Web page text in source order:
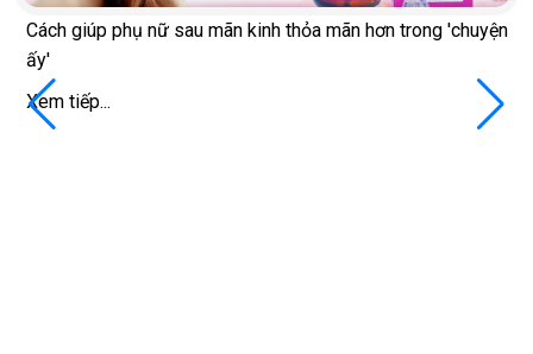
Cách giúp phụ nữ sau mãn kinh thỏa mãn hơn trong 'chuyện
ấy'
Xem tiếp...